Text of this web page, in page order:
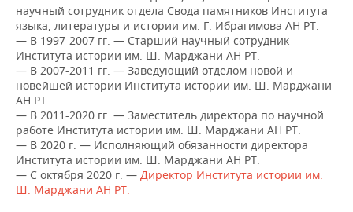
ФИГУРНОЕ КАТАНИЕ
ВОДНЫЕ ВИДЫ СПОРТА
ХОККЕЙ С МЯЧОМ
МЕДИЦИНА
ОБРАЗОВАНИЕ
ПРОИСШЕСТВИЯ
научный сотрудник отдела Свода памятников Института
языка, литературы и истории им. Г. Ибрагимова АН РТ.
— В 1997-2007 гг. — Старший научный сотрудник
Института истории им. Ш. Марджани АН РТ.
— В 2007-2011 гг. — Заведующий отделом новой и
новейшей истории Института истории им. Ш. Марджани
АН РТ.
— В 2011-2020 гг. — Заместитель директора по научной
работе Института истории им. Ш. Марджани АН РТ.
— В 2020 г. — Исполняющий обязанности директора
Института истории им. Ш. Марджани АН РТ.
— С октября 2020 г. — Директор Института истории им.
Ш. Марджани АН РТ.